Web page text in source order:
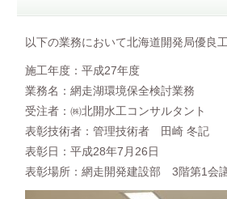
以下の業務において北海道開発局優良
施工年度：平成27年度
業務名：網走湖環境保全検討業務
受注者：㈱北開水工コンサルタント
表彰技術者：管理技術者 田崎 冬記
表彰日：平成28年7月26日
表彰場所：網走開発建設部 3階第1会